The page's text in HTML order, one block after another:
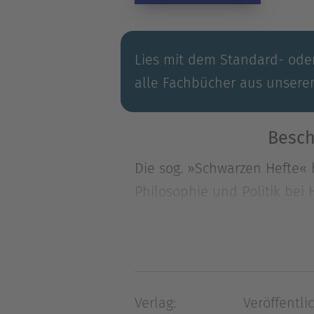
Lies mit dem Standard-
alle Fachbücher aus
Die sog. »Schwarzen
Philosophie und Politik bei
Philosophie und Politik
und der Antisemitismus
Verlag: